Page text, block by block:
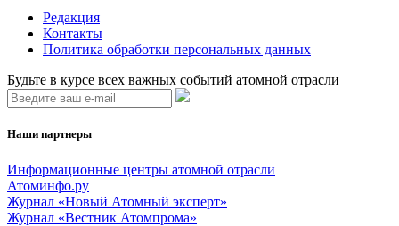
Редакция
Контакты
Политика обработки персональных данных
Будьте в курсе всех важных событий атомной отрасли
Наши партнеры
Информационные центры атомной отрасли
Атоминфо.ру
Журнал «Новый Атомный эксперт»
Журнал «Вестник Атомпрома»